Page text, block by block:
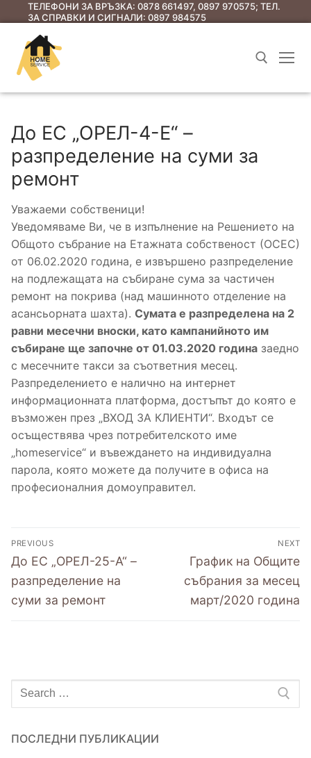
ТЕЛЕФОНИ ЗА ВРЪЗКА: 0878 661497, 0897 970575; ТЕЛ.
ЗА СПРАВКИ И СИГНАЛИ: 0897 984575
Начало
Услуги
Съобщения до ЕС
Съобщения за предстоящи общи събрания
Уведомления за изготвени протоколи от
проведени събрания
Полезна информация
Нормативни документи
Образци на документи
Фирми за асансьорна поддръжка на
територията на община Разград
Обяви
Контакти
Съобщения
До ЕС „ОРЕЛ-4-Е“ –
разпределение на суми за
ремонт
Уважаеми собственици!
Уведомяваме Ви, че в изпълнение на Решението на
Общото събрание на Етажната собственост (ОСЕС)
от 06.02.2020 година, е извършено разпределение
на подлежащата на събиране сума за частичен
ремонт на покрива (над машинното отделение на
асансьорната шахта). Сумата е разпределена на 2
равни месечни вноски, като кампанийното им
събиране ще започне от 01.03.2020 година заедно
с месечните такси за съответния месец.
Разпределението е налично на интернет
информационната платформа, достъпът до която е
възможен през „ВХОД ЗА КЛИЕНТИ“. Входът се
осъществява чрез потребителското име
„homeservice“ и въвеждането на индивидуална
парола, която можете да получите в офиса на
професионалния домоуправител.
PREVIOUS
До ЕС „ОРЕЛ-25-А“ –
разпределение на
суми за ремонт
NEXT
График на Общите
събрания за месец
март/2020 година
ПОСЛЕДНИ ПУБЛИКАЦИИ